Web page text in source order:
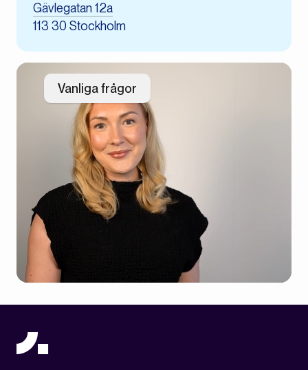
Gävlegatan 12a
113 30 Stockholm
Vanliga frågor